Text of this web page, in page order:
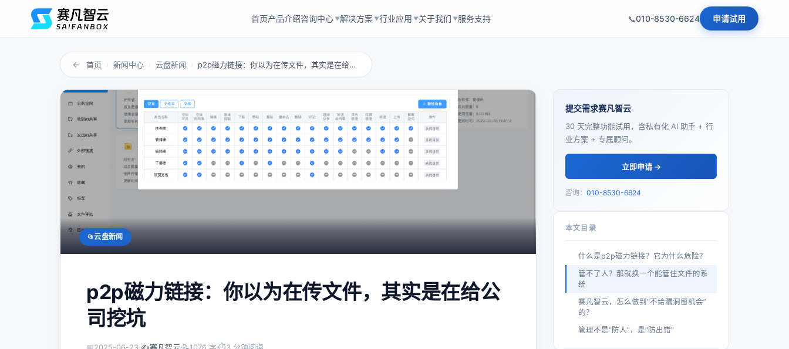
首页产品介绍咨询中心 ▼解决方案 ▼行业应用 ▼关于我们 ▼服务支持 010-8530-6624 申请试用
← 首页 › 新闻中心 › 云盘新闻 › p2p磁力链接：你以为在传文件，其实是在给公...
云盘新闻
p2p磁力链接：你以为在传文件，其实是在给公
司挖坑
提交需求赛凡智云
30 天完整功能试用，含私有化 AI 助手 + 行
业方案 + 专属顾问。
立即申请 →
咨询： 010-8530-6624
本文目录
什么是p2p磁力链接？它为什么危险？
管不了人？那就换一个能管住文件的系
统
赛凡智云，怎么做到“不给漏洞留机会”
的？
管理不是“防人”，是“防出错”